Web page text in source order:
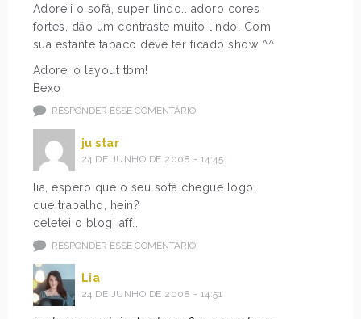
Adoreii o sofá, super lindo.. adoro cores
fortes, dão um contraste muito lindo. Com
sua estante tabaco deve ter ficado show ^^
Adorei o layout tbm!
Bexo
RESPONDER ESSE COMENTÁRIO
ju star
24 DE JUNHO DE 2008 - 14:45
lia, espero que o seu sofá chegue logo!
que trabalho, hein?
deletei o blog! aff…
RESPONDER ESSE COMENTÁRIO
Lia
24 DE JUNHO DE 2008 - 14:51